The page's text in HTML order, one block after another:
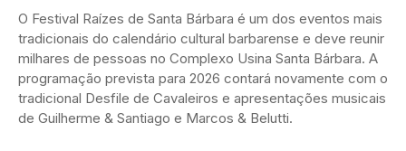
O Festival Raízes de Santa Bárbara é um dos eventos mais
tradicionais do calendário cultural barbarense e deve reunir
milhares de pessoas no Complexo Usina Santa Bárbara. A
programação prevista para 2026 contará novamente com o
tradicional Desfile de Cavaleiros e apresentações musicais
de Guilherme & Santiago e Marcos & Belutti.